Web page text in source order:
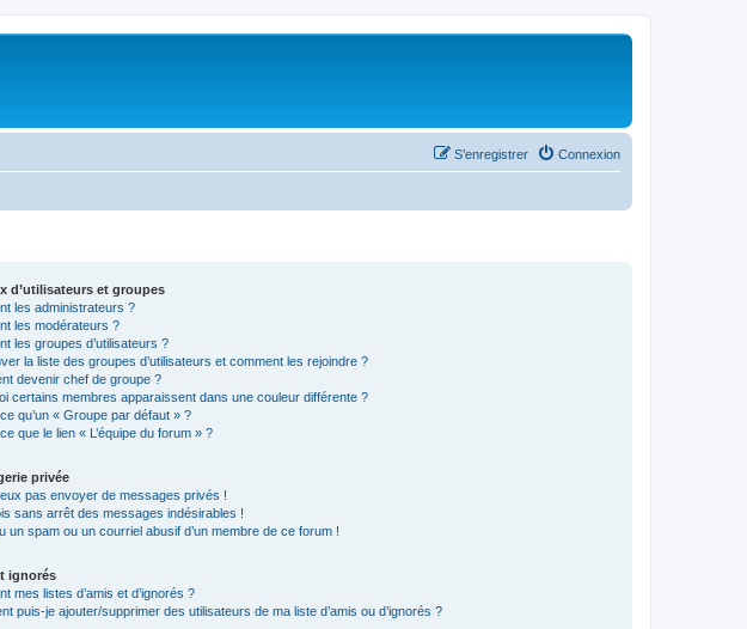
Connexion
S’enregistrer
d’utilisateurs et groupes
les administrateurs ?
les modérateurs ?
les groupes d’utilisateurs ?
la liste des groupes d’utilisateurs et comment les rejoindre ?
devenir chef de groupe ?
certains membres apparaissent dans une couleur différente ?
qu’un « Groupe par défaut » ?
que le lien « L’équipe du forum » ?
privée
pas envoyer de messages privés !
sans arrêt des messages indésirables !
un spam ou un courriel abusif d’un membre de ce forum !
ignorés
mes listes d’amis et d’ignorés ?
puis-je ajouter/supprimer des utilisateurs de ma liste d’amis ou d’ignorés ?